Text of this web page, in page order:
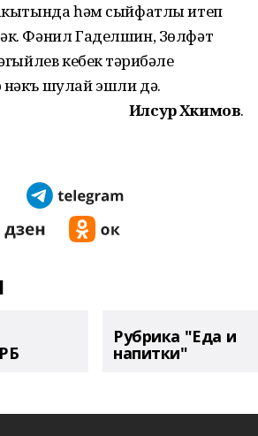
һәм сыйфатлы итеп
Фәнил Гаделшин, Зөлфәт
кебек тәҗрибәле
нәкъ шулай эшли дә.
Илсур Хәкимов.
Рубрика "Еда и
напитки"